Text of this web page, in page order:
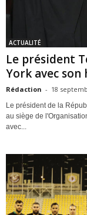
ACTUALITÉ
Le président
York avec
Rédaction - 18
Le président de la
au siège de
avec...